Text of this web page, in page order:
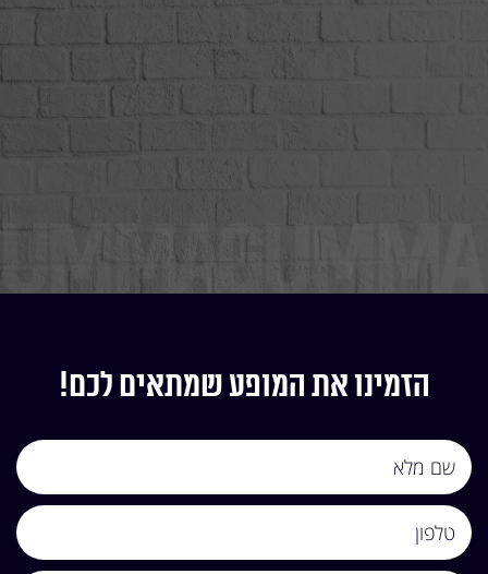
הזמינו את המופע שמתאים לכם!